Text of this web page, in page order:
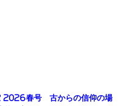
春号 古からの信仰の場